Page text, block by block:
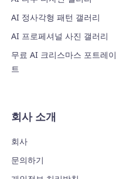
AI 정사각형 패턴 갤러리
AI 프로페셔널 사진 갤러리
무료 AI 크리스마스 포트레이
트
회사 소개
회사
문의하기